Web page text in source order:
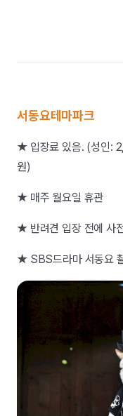
서동요테마파크
★ 입장료 있음. (성인:
원)
★ 매주 월요일 휴관
★ 반려견 입장 전에 사
★ SBS드라마 서동요